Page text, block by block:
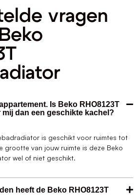
vragen
Is Beko RHO8123T
dan een geschikte kachel?
is geschikt voor ruimtes tot
grootte van jouw ruimte is deze Beko
wel of niet geschikt.
heeft de Beko RHO8123T